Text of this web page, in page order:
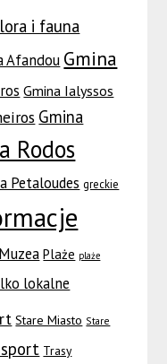
i fauna
Afandou Gmina
Gmina Ialyssos
Gmina
Rodos
Petaloudes greckie
Muzea Plaże plaże
lokalne
Stare Miasto Stare
Trasy